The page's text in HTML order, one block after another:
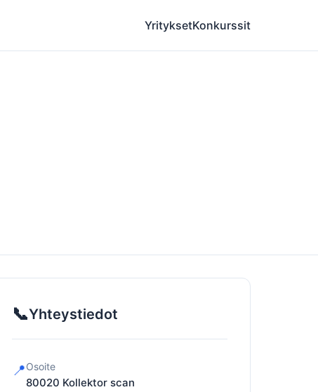
YrityksetKonkurssit
📞Yhteystiedot
📍Osoite
80020 Kollektor scan